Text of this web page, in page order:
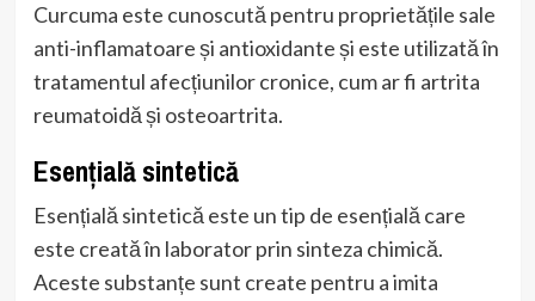
Curcuma este cunoscută pentru proprietățile sale
anti-inflamatoare și antioxidante și este utilizată în
tratamentul afecțiunilor cronice, cum ar fi artrita
reumatoidă și osteoartrita.
Esențială sintetică
Esențială sintetică este un tip de esențială care
este creată în laborator prin sinteza chimică.
Aceste substanțe sunt create pentru a imita